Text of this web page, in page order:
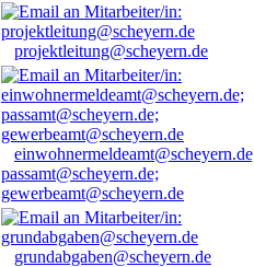
projektleitung@scheyern.de
passamt@scheyern.de;
gewerbeamt@scheyern.de
grundabgaben@scheyern.de